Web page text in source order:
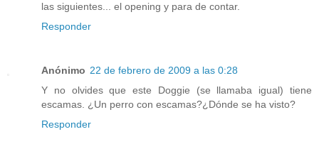
las siguientes... el opening y para de contar.
Responder
Anónimo 22 de febrero de 2009 a las 0:28
Y no olvides que este Doggie (se llamaba igual) tiene
escamas. ¿Un perro con escamas?¿Dónde se ha visto?
Responder